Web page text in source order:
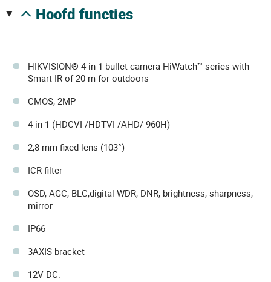
hoofd functies
HIKVISION® 4 in 1 bullet camera HiWatch™ series with
Smart IR of 20 m for outdoors
CMOS, 2MP
4 in 1 (HDCVI /HDTVI /AHD/ 960H)
2,8 mm fixed lens (103°)
ICR filter
OSD, AGC, BLC,digital WDR, DNR, brightness, sharpness,
mirror
IP66
3AXIS bracket
12V DC.